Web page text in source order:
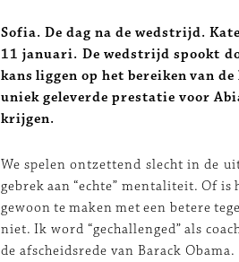
Sofia. De dag na de wedstrijd.
11 januari. De wedstrijd spookt
kans liggen op het bereiken van
uniek geleverde prestatie voor
krijgen.
We spelen ontzettend slecht in de
gebrek aan “echte” mentaliteit. Of
gewoon te maken met een betere
niet. Ik word “gechallenged” als
de afscheidsrede van Barack